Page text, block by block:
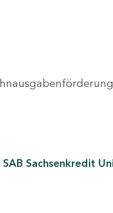
SAB Sachsenkredit